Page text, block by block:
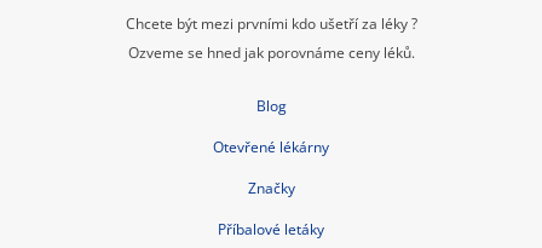
Chcete být mezi prvními kdo ušetří za léky ?
Ozveme se hned jak porovnáme ceny léků.
Blog
Otevřené lékárny
Značky
Příbalové letáky